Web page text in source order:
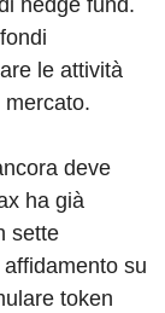
hedge fund.
le attività
deve
ha già
sette
su
token